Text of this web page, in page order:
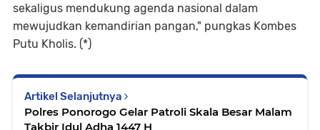
sekaligus mendukung agenda nasional dalam
mewujudkan kemandirian pangan," pungkas Kombes
Putu Kholis. (*)
Artikel Selanjutnya
Polres Ponorogo Gelar Patroli Skala Besar Malam
Takbir Idul Adha 1447 H